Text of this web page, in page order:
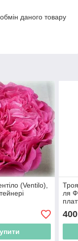
даного товару
(Ventilo),
ля
400